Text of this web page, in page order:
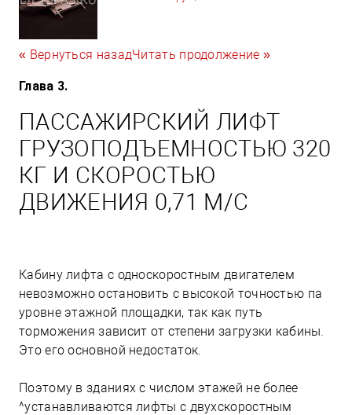
« Вернуться назадЧитать продолжение »
Глава 3.
ПАССАЖИРСКИЙ ЛИФТ
ГРУЗОПОДЪЕМНОСТЬЮ 320
КГ И СКОРОСТЬЮ
ДВИЖЕНИЯ 0,71 М/С
Кабину лифта с односкоростным двигателем
невозможно остановить с высокой точностью па
уровне этажной площадки, так как путь
торможения зависит от степени загрузки кабины.
Это его основной недостаток.
Поэтому в зданиях с числом этажей не более
^устанавливаются лифты с двухскоростным